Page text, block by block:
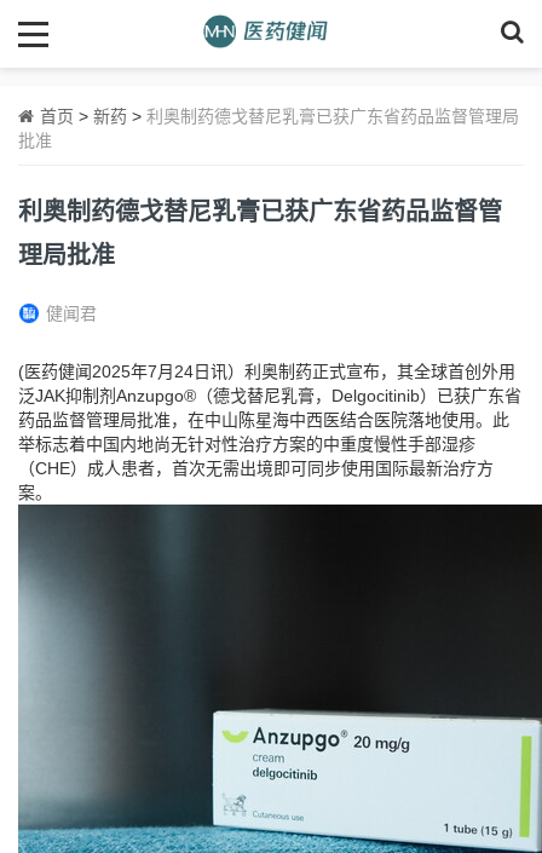
首页 > 新药 > 利奥制药德戈替尼乳膏已获广东省药品监督管理局
批准
利奥制药德戈替尼乳膏已获广东省药品监督管
理局批准
健闻君
(医药健闻2025年7月24日讯）利奥制药正式宣布，其全球首创外用
泛JAK抑制剂Anzupgo®（德戈替尼乳膏，Delgocitinib）已获广东省
药品监督管理局批准，在中山陈星海中西医结合医院落地使用。此
举标志着中国内地尚无针对性治疗方案的中重度慢性手部湿疹
（CHE）成人患者，首次无需出境即可同步使用国际最新治疗方
案。